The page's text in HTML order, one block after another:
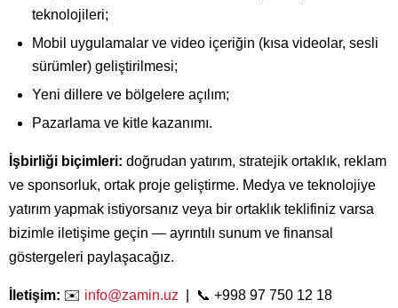
teknolojileri;
Mobil uygulamalar ve video içeriğin (kısa videolar, sesli
sürümler) geliştirilmesi;
Yeni dillere ve bölgelere açılım;
Pazarlama ve kitle kazanımı.
İşbirliği biçimleri: doğrudan yatırım, stratejik ortaklık, reklam
ve sponsorluk, ortak proje geliştirme. Medya ve teknolojiye
yatırım yapmak istiyorsanız veya bir ortaklık teklifiniz varsa
bizimle iletişime geçin — ayrıntılı sunum ve finansal
göstergeleri paylaşacağız.
İletişim: ✉️ info@zamin.uz | 📞 +998 97 750 12 18